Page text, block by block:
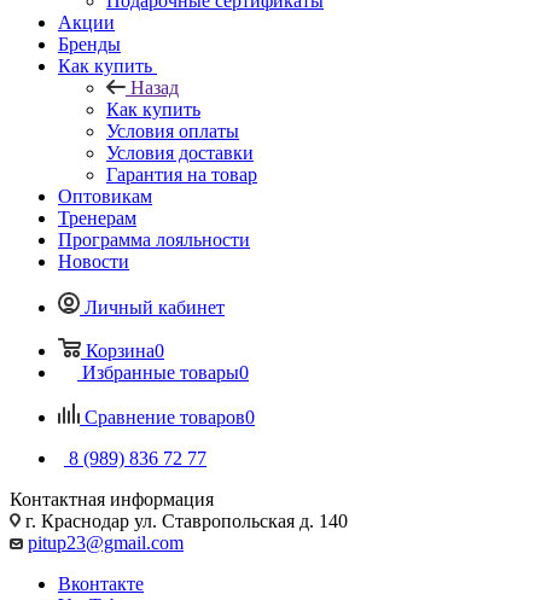
Акции
Бренды
Как купить
Назад
Как купить
Условия оплаты
Условия доставки
Гарантия на товар
Оптовикам
Тренерам
Программа лояльности
Новости
Личный кабинет
Корзина0
Избранные товары0
Сравнение товаров0
8 (989) 836 72 77
Контактная информация
г. Краснодар ул. Ставропольская д. 140
pitup23@gmail.com
Вконтакте